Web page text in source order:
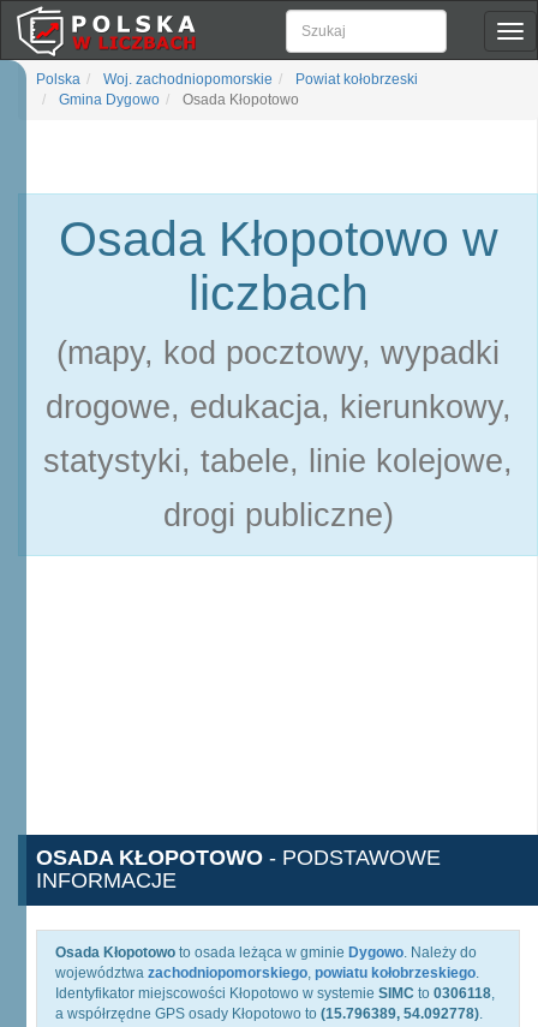
Polska Woj. zachodniopomorskie
Powiat kołobrzeski
Gmina Dygowo
Osada Kłopotowo
Osada Kłopotowo w
liczbach
(mapy, kod pocztowy, wypadki
drogowe, edukacja, kierunkowy,
statystyki, tabele, linie kolejowe,
drogi publiczne)
OSADA KŁOPOTOWO - PODSTAWOWE
INFORMACJE
Osada Kłopotowo to osada leżąca w gminie Dygowo. Należy do
województwa zachodniopomorskiego, powiatu kołobrzeskiego.
Identyfikator miejscowości Kłopotowo w systemie SIMC to 0306118,
a współrzędne GPS osady Kłopotowo to (15.796389, 54.092778).